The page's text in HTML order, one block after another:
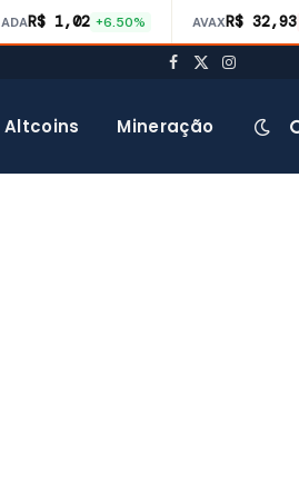
ADAR$ 1,02 +6.50% AVAXR$ 32,93
Facebook
X
Altcoins Mineração